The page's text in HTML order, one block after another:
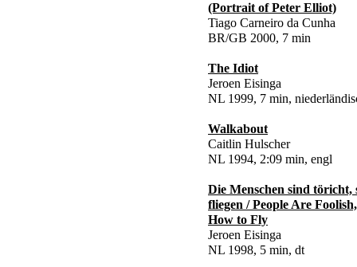
(Portrait of Peter Elliot)
Tiago Carneiro da Cunha
BR/GB 2000, 7 min
The Idiot
Jeroen Eisinga
NL 1999, 7 min,
Walkabout
Caitlin Hulscher
NL 1994, 2:09 min, engl
Die Menschen sind töricht,
fliegen / People Are
How to Fly
Jeroen Eisinga
NL 1998, 5 min, dt